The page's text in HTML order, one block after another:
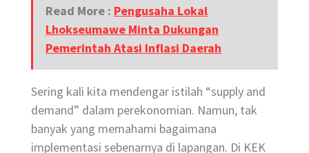
Read More : Pengusaha Lokal
Lhokseumawe Minta Dukungan
Pemerintah Atasi Inflasi Daerah
Sering kali kita mendengar istilah “supply and
demand” dalam perekonomian. Namun, tak
banyak yang memahami bagaimana
implementasi sebenarnya di lapangan. Di KEK